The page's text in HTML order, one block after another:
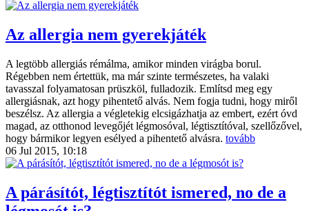
Az allergia nem gyerekjáték
A legtöbb allergiás rémálma, amikor minden virágba borul.
Régebben nem értettük, ma már szinte természetes, ha valaki
tavasszal folyamatosan prüszköl, fulladozik. Említsd meg egy
allergiásnak, azt hogy pihentető alvás. Nem fogja tudni, hogy miről
beszélsz. Az allergia a végletekig elcsigázhatja az embert, ezért óvd
magad, az otthonod levegőjét légmosóval, légtisztítóval, szellőzővel,
hogy bármikor legyen esélyed a pihentető alvásra. tovább
06 Jul 2015, 10:18
A párásítót, légtisztítót ismered, no de a